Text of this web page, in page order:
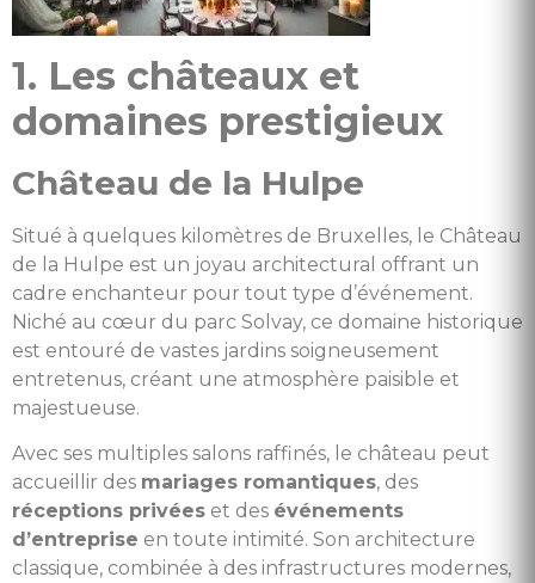
1. Les châteaux et
domaines prestigieux
Château de la Hulpe
Situé à quelques kilomètres de Bruxelles, le Château
de la Hulpe est un joyau architectural offrant un
cadre enchanteur pour tout type d’événement.
Niché au cœur du parc Solvay, ce domaine historique
est entouré de vastes jardins soigneusement
entretenus, créant une atmosphère paisible et
majestueuse.
Avec ses multiples salons raffinés, le château peut
accueillir des mariages romantiques, des
réceptions privées et des événements
d’entreprise en toute intimité. Son architecture
classique, combinée à des infrastructures modernes,